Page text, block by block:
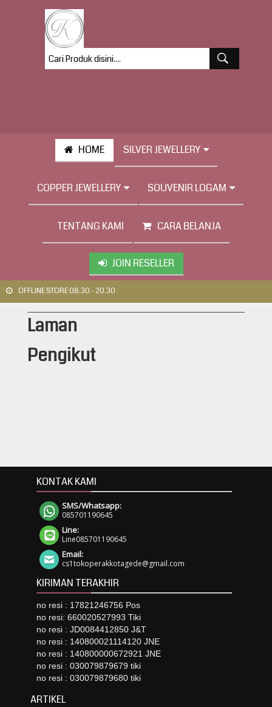
HOME SILVER JEWELLERY
COPPER JEWELLERY SOUVENIR LOGAM
TENTANG KAMI CARA BELANJA
JOIN RESELLER
OFFLINE STORE 08.30 - 20.30
Laman
Pengikut
KONTAK KAMI
SMS/Whatsapp:
085701190645
Line:
Line085701190645
Email:
cs1tokoperakkotagede@gmail.com
KIRIMAN TERAKHIR
no resi : 17821246756 Pos
no resi: 660020527993 Tiki
no resi : JD0084412850 J&T
no resi : 140800021114120 JNE
no resi : 140800000672921 JNE
no resi : 030079879679 tiki
no resi : 030079879680 tiki
ARTIKEL